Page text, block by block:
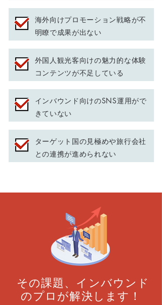
海外向けプロモーション戦略が不
明瞭で成果が出ない
外国人観光客向けの魅力的な体験
コンテンツが不足している
インバウンド向けのSNS運用がで
きていない
ターゲット国の見極めや旅行会社
との連携が進められない
その課題、インバウンド
のプロが解決します！